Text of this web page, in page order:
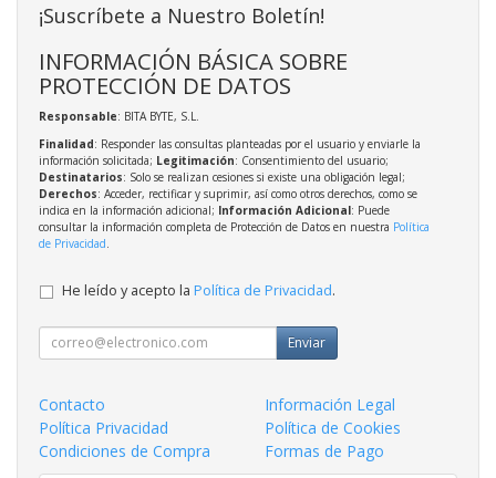
¡Suscríbete a Nuestro Boletín!
INFORMACIÓN BÁSICA SOBRE
PROTECCIÓN DE DATOS
Responsable: BITA BYTE, S.L.
Finalidad: Responder las consultas planteadas por el usuario y enviarle la
información solicitada; Legitimación: Consentimiento del usuario;
Destinatarios: Solo se realizan cesiones si existe una obligación legal;
Derechos: Acceder, rectificar y suprimir, así como otros derechos, como se
indica en la información adicional; Información Adicional: Puede
consultar la información completa de Protección de Datos en nuestra Política
de Privacidad.
He leído y acepto la Política de Privacidad.
Enviar
Contacto
Información Legal
Política Privacidad
Política de Cookies
Condiciones de Compra
Formas de Pago